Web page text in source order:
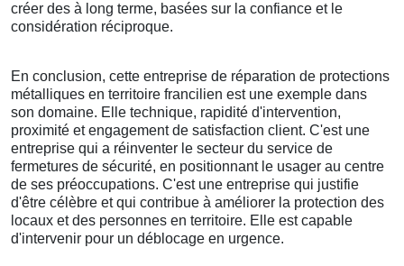
créer des à long terme, basées sur la confiance et le
considération réciproque.
En conclusion, cette entreprise de réparation de protections
métalliques en territoire francilien est une exemple dans
son domaine. Elle technique, rapidité d'intervention,
proximité et engagement de satisfaction client. C'est une
entreprise qui a réinventer le secteur du service de
fermetures de sécurité, en positionnant le usager au centre
de ses préoccupations. C'est une entreprise qui justifie
d'être célèbre et qui contribue à améliorer la protection des
locaux et des personnes en territoire. Elle est capable
d'intervenir pour un déblocage en urgence.